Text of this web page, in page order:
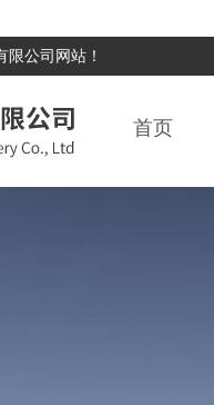
公司网站！
首页